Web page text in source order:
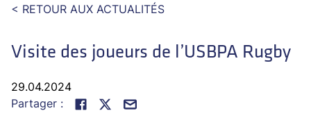
< RETOUR AUX ACTUALITÉS
Visite des joueurs de l’USBPA Rugby
29.04.2024
Partager :